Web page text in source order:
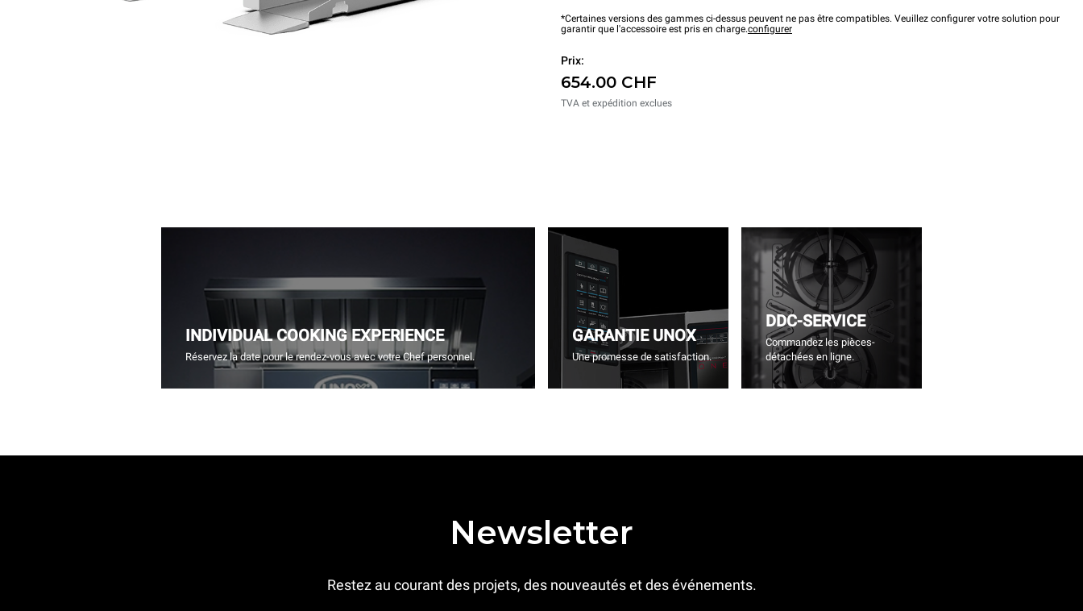
*Certaines versions des gammes ci-dessus peuvent ne pas être compatibles. Veuillez configurer votre solution pour
garantir que l'accessoire est pris en charge.configurer
Prix:
654.00 CHF
TVA et expédition exclues
INDIVIDUAL COOKING EXPERIENCE
Réservez la date pour le rendez-vous avec votre Chef personnel.
GARANTIE UNOX
Une promesse de satisfaction.
DDC-SERVICE
Commandez les pièces-
détachées en ligne.
Newsletter
Restez au courant des projets, des nouveautés et des événements.